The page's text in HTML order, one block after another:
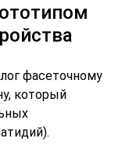
фасеточному
который